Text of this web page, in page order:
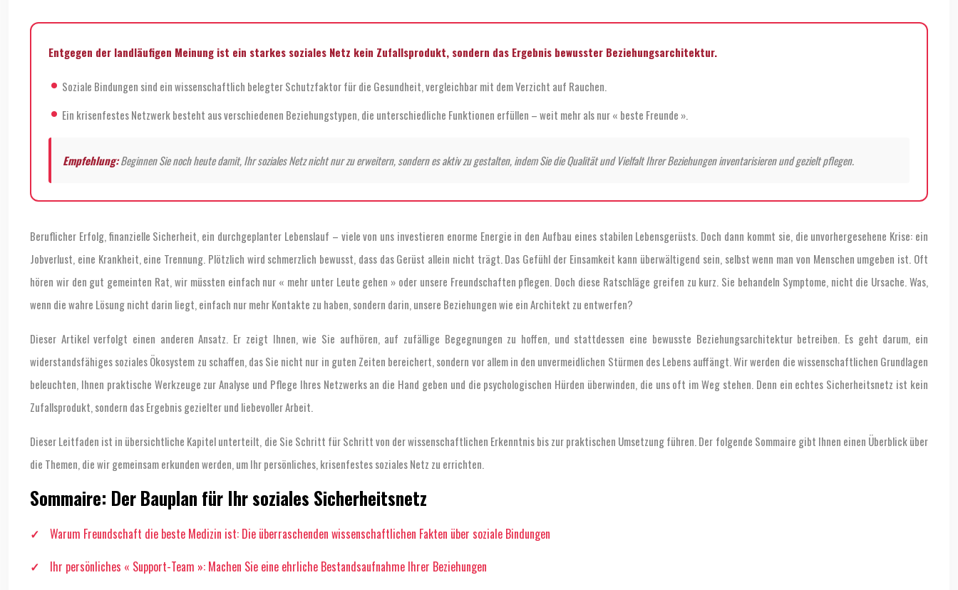
Entgegen der landläufigen Meinung ist ein starkes soziales Netz kein Zufallsprodukt, sondern das Ergebnis bewusster Beziehungsarchitektur.
Soziale Bindungen sind ein wissenschaftlich belegter Schutzfaktor für die Gesundheit, vergleichbar mit dem Verzicht auf Rauchen.
Ein krisenfestes Netzwerk besteht aus verschiedenen Beziehungstypen, die unterschiedliche Funktionen erfüllen – weit mehr als nur « beste Freunde ».
Empfehlung:Beginnen Sie noch heute damit, Ihr soziales Netz nicht nur zu erweitern, sondern es aktiv zu gestalten, indem Sie die Qualität und Vielfalt Ihrer Beziehungen inventarisieren und gezielt pflegen.
Beruflicher Erfolg, finanzielle Sicherheit, ein durchgeplanter Lebenslauf – viele von uns investieren enorme Energie in den Aufbau eines stabilen Lebensgerüsts. Doch dann kommt sie, die unvorhergesehene Krise: ein
Jobverlust, eine Krankheit, eine Trennung. Plötzlich wird schmerzlich bewusst, dass das Gerüst allein nicht trägt. Das Gefühl der Einsamkeit kann überwältigend sein, selbst wenn man von Menschen umgeben ist. Oft
hören wir den gut gemeinten Rat, wir müssten einfach nur « mehr unter Leute gehen » oder unsere Freundschaften pflegen. Doch diese Ratschläge greifen zu kurz. Sie behandeln Symptome, nicht die Ursache. Was,
wenn die wahre Lösung nicht darin liegt, einfach nur mehr Kontakte zu haben, sondern darin, unsere Beziehungen wie ein Architekt zu entwerfen?
Dieser Artikel verfolgt einen anderen Ansatz. Er zeigt Ihnen, wie Sie aufhören, auf zufällige Begegnungen zu hoffen, und stattdessen eine bewusste Beziehungsarchitektur betreiben. Es geht darum, ein
widerstandsfähiges soziales Ökosystem zu schaffen, das Sie nicht nur in guten Zeiten bereichert, sondern vor allem in den unvermeidlichen Stürmen des Lebens auffängt. Wir werden die wissenschaftlichen Grundlagen
beleuchten, Ihnen praktische Werkzeuge zur Analyse und Pflege Ihres Netzwerks an die Hand geben und die psychologischen Hürden überwinden, die uns oft im Weg stehen. Denn ein echtes Sicherheitsnetz ist kein
Zufallsprodukt, sondern das Ergebnis gezielter und liebevoller Arbeit.
Dieser Leitfaden ist in übersichtliche Kapitel unterteilt, die Sie Schritt für Schritt von der wissenschaftlichen Erkenntnis bis zur praktischen Umsetzung führen. Der folgende Sommaire gibt Ihnen einen Überblick über
die Themen, die wir gemeinsam erkunden werden, um Ihr persönliches, krisenfestes soziales Netz zu errichten.
Sommaire: Der Bauplan für Ihr soziales Sicherheitsnetz
Warum Freundschaft die beste Medizin ist: Die überraschenden wissenschaftlichen Fakten über soziale Bindungen
Ihr persönliches « Support-Team »: Machen Sie eine ehrliche Bestandsaufnahme Ihrer Beziehungen